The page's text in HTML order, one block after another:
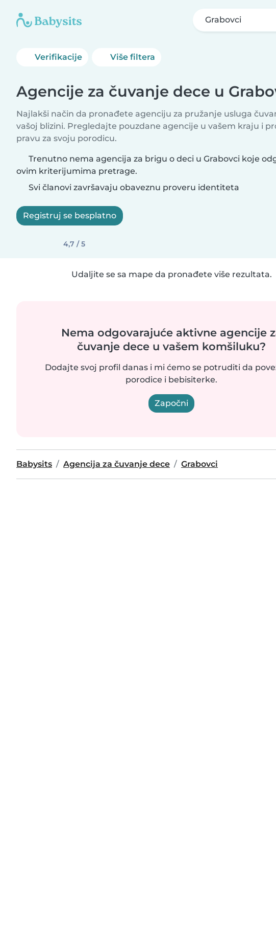
Grabovci
Verifikacije Više filtera
Agencije za čuvanje dece u
Najlakši način da pronađete agenciju za pružanje usluga
vašoj blizini. Pregledajte pouzdane agencije u vašem kraju i
pravu za svoju porodicu.
Trenutno nema agencija za brigu o deci u Grabovci koje
ovim kriterijumima pretrage.
Svi članovi završavaju obaveznu proveru identiteta
Registruj se besplatno
4,7 / 5
Udaljite se sa mape da pronađete više rezultata.
Nema odgovarajuće aktivne agencije
čuvanje dece u vašem komšiluku?
Dodajte svoj profil danas i mi ćemo se potruditi da
porodice i bebisiterke.
Započni
Babysits Agencija za čuvanje dece Grabovci